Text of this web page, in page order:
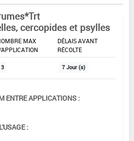
cercopides et psylles
MAX
DÉLAIS AVANT
RÉCOLTE
3 7 Jour (s)
ENTRE APPLICATIONS :
: